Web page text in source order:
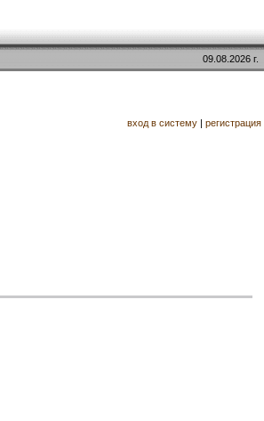
09.08.2026 г.
вход в систему | регистрация